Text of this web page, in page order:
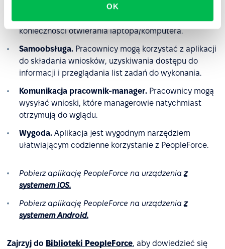
OK
Podstawowe zapytania mogą być
konieczności otwierania laptopa/komputera.
Samoobsługa. Pracownicy mogą korzystać z aplikacji
do składania wniosków, uzyskiwania dostępu do
informacji i przeglądania list zadań do wykonania.
Komunikacja pracownik-manager. Pracownicy mogą
wysyłać wnioski, które managerowie natychmiast
otrzymują do wglądu.
Wygoda. Aplikacja jest wygodnym narzędziem
ułatwiającym codzienne korzystanie z PeopleForce.
Pobierz aplikację PeopleForce na urządzenia z
systemem iOS.
Pobierz aplikację PeopleForce na urządzenia z
systemem Android.
Zajrzyj do Biblioteki PeopleForce, aby dowiedzieć się